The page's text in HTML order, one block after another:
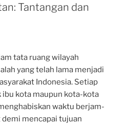
Tantangan dan
tata ruang wilayah
yang telah lama menjadi
Indonesia. Setiap
ibu kota maupun kota-kota
waktu berjam-
demi mencapai tujuan